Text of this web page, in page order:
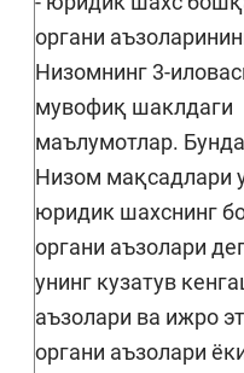
органи
Низомнинг 3-
мувофиқ шаклдаги
маълумотлар.
Низом мақсадлари
юридик шахснинг
органи аъзолари
унинг кузатув
аъзолари ва ижро
органи аъзолари